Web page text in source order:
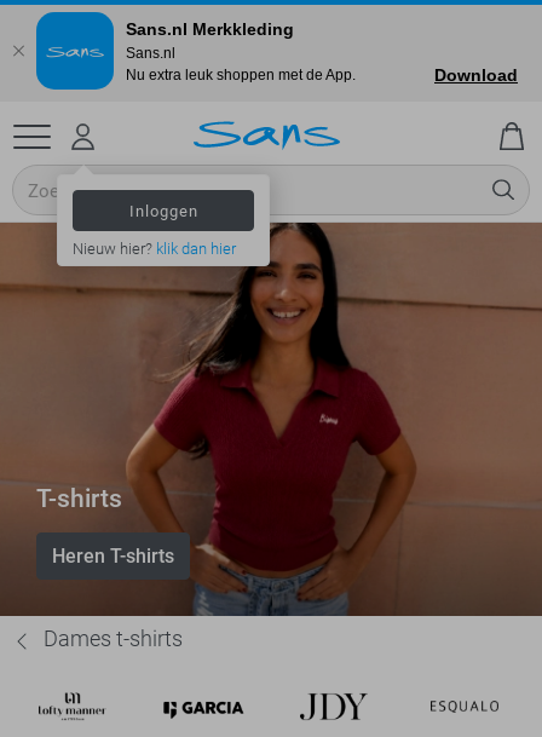
Inloggen
Nieuw hier? klik dan hier
T-shirts
Heren T-shirts
Dames t-shirts
Sans.nl Merkkleding
Sans.nl
Nu extra leuk shoppen met de App.
Download